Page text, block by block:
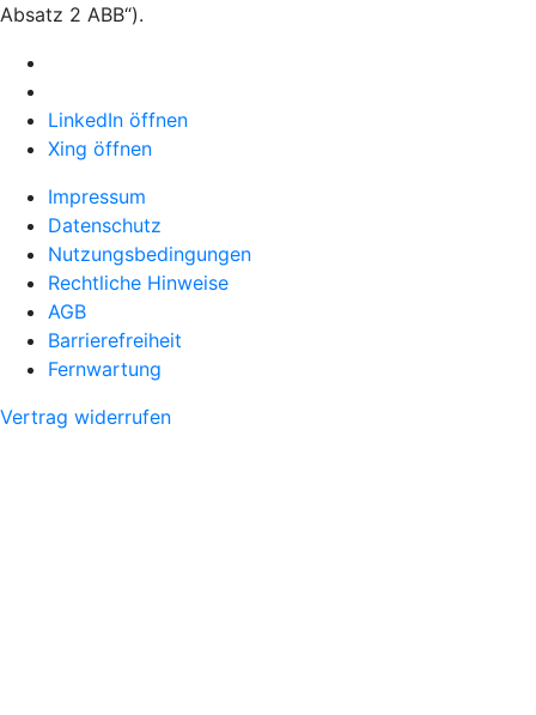
Absatz 2 ABB“).
LinkedIn öffnen
Xing öffnen
Impressum
Datenschutz
Nutzungsbedingungen
Rechtliche Hinweise
AGB
Barrierefreiheit
Fernwartung
Vertrag widerrufen